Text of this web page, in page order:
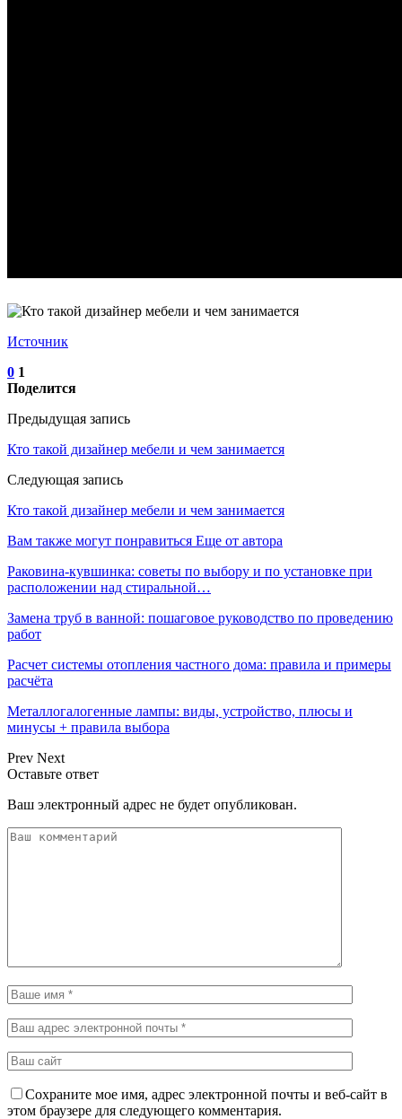
Источник
0 1
Поделится
Предыдущая запись
Кто такой дизайнер мебели и чем занимается
Следующая запись
Кто такой дизайнер мебели и чем занимается
Вам также могут понравиться Еще от автора
Раковина-кувшинка: советы по выбору и по установке при
расположении над стиральной…
Замена труб в ванной: пошаговое руководство по проведению
работ
Расчет системы отопления частного дома: правила и примеры
расчёта
Металлогалогенные лампы: виды, устройство, плюсы и
минусы + правила выбора
Prev Next
Оставьте ответ
Ваш электронный адрес не будет опубликован.
Сохраните мое имя, адрес электронной почты и веб-сайт в
этом браузере для следующего комментария.